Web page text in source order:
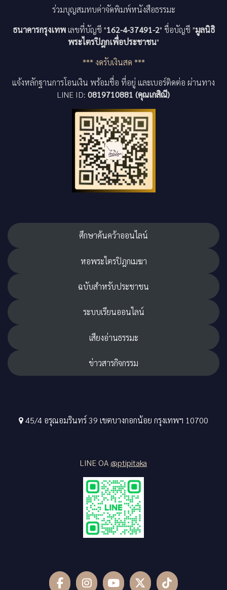
ร่วมบุญสมทบค่าจัดพิมพ์หนังสือธรรมะ
ธนาคารกรุงเทพเลขที่บัญชี "162-4-37491-2" ชื่อบัญชี "มูลนิธิ
พระไตรปิฎกเพื่อประชาชน"
*** งดรับเงินสด ***
แจ้งหลักฐานการโอนเงิน พร้อมชื่อ ที่อยู่ และเบอร์ติดต่อ ผ่านทาง
LINE ID: 0819710881 (คุณเกสิณี)
ศึกษาค้นคว้าออนไลน์
หอพระไตรปิฎกเมฆา
ฉบับสำหรับประชาชน
ระบบเรียนออนไลน์
เสียงอ่านธรรมะ
ข่าวสารกิจกรรม
45/4 อรุณอมรินทร์ 39 เขตบางกอกน้อย กรุงเทพฯ 10700
LINE OA @ptipitaka